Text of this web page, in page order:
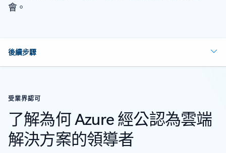
會。
後續步驟
受業界認可
了解為何 Azure 經公認為雲端
解決方案的領導者